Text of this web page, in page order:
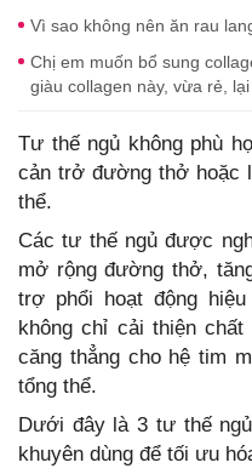
Vì sao không nên ăn rau
Chị em muốn bổ sung
giàu collagen này, vừa rẻ,
Tư thế ngủ không phù
cản trở đường thở hoặc
thể.
Các tư thế ngủ được
mở rộng đường thở,
trợ phổi hoạt động
không chỉ cải thiện
căng thẳng cho hệ tim
tổng thể.
Dưới đây là 3 tư thế
khuyên dùng để tối ưu